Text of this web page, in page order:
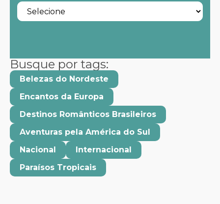
Busque por tags:
Belezas do Nordeste
Encantos da Europa
Destinos Românticos Brasileiros
Aventuras pela América do Sul
Nacional
Internacional
Paraísos Tropicais